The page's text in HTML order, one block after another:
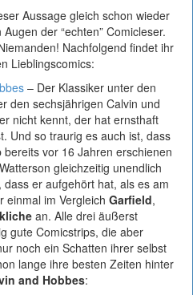
Aussage gleich schon wieder
der “echten” Comicleser.
Nachfolgend findet ihr
Lieblingscomics:
– Der Klassiker unter den
den sechsjährigen Calvin und
nicht kennt, der hat ernsthaft
Und so traurig es auch ist, dass
bereits vor 16 Jahren erschienen
gleichzeitig unendlich
dass er aufgehört hat, als es am
einmal im Vergleich Garfield,
an. Alle drei äußerst
gute Comicstrips, die aber
noch ein Schatten ihrer selbst
lange ihre besten Zeiten hinter
and Hobbes: